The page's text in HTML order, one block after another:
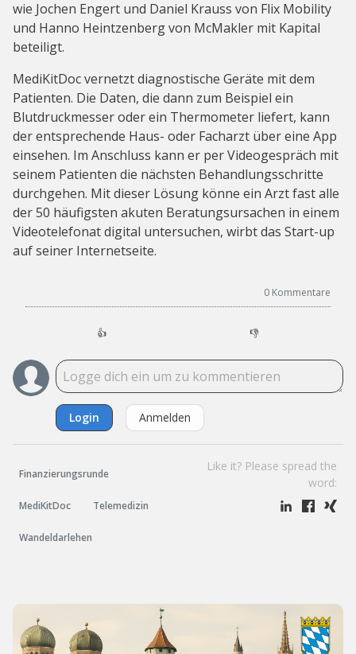
wie Jochen Engert und Daniel Krauss von Flix Mobility
und Hanno Heintzenberg von McMakler mit Kapital
beteiligt.
MediKitDoc vernetzt diagnostische Geräte mit dem
Patienten. Die Daten, die dann zum Beispiel ein
Blutdruckmesser oder ein Thermometer liefert, kann
der entsprechende Haus- oder Facharzt über eine App
einsehen. Im Anschluss kann er per Videogespräch mit
seinem Patienten die nächsten Behandlungsschritte
durchgehen. Mit dieser Lösung könne ein Arzt fast alle
der 50 häufigsten akuten Beratungsursachen in einem
Videotelefonat digital untersuchen, wirbt das Start-up
auf seiner Internetseite.
0 Kommentare
👍 👎
Login Anmelden
Finanzierungsrunde
MediKitDoc Telemedizin
Wandeldarlehen
Like it? Please spread the
word: